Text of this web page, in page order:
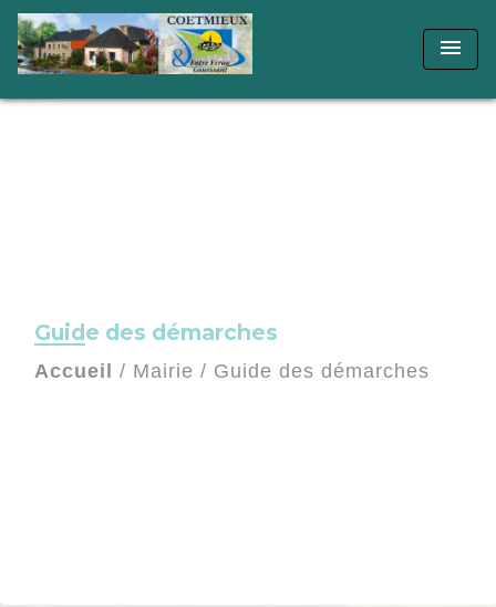
menu
Guide des démarches
Accueil / Mairie / Guide des démarches